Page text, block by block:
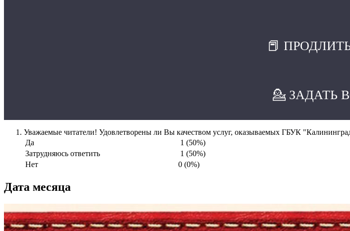
📕
💁 ЗАДАТЬ
Уважаемые читатели! Удовлетворены ли Вы качеством услуг, оказываемых ГБУК
Да
1 (50%)
Затрудняюсь ответить
1 (50%)
Нет
0 (0%)
Дата месяца